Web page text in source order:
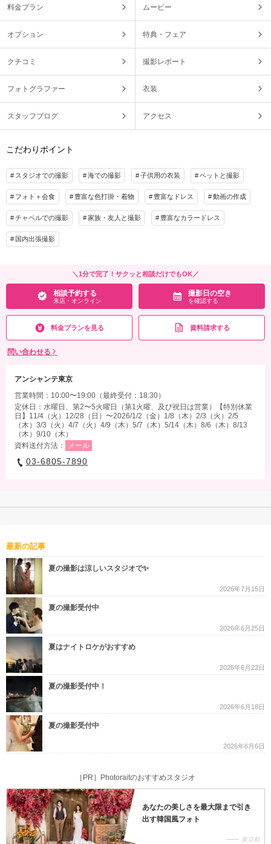
料金プラン ムービー
オプション 特典・フェア
クチコミ 撮影レポート
フォトグラファー 衣装
スタッフブログ アクセス
こだわりポイント
スタジオでの撮影 海での撮影 子供用の衣装 ペットと撮影
フォト＋会食 豊富な色打掛・着物 豊富なドレス 動画の作成
チャペルでの撮影 家族・友人と撮影 豊富なカラードレス
国内出張撮影
＼1分で完了！サクッと相談だけでもOK／
相談予約する
来店・オンライン
撮影日の空き
を確認する
料金プランを見る 資料請求する
問い合わせる
アンシャンテ東京
営業時間：10:00〜19:00（最終受付：18:30）
定休日：水曜日、第2〜5火曜日（第1火曜、及び祝日は営業）【特別休業
日】11/4（火）12/28（日）〜2026/1/2（金）1/8（木）2/3（火）2/5
（木）3/3（火）4/7（火）4/9（木）5/7（木）5/14（木）8/6（木）8/13
（木）9/10（木）
資料送付方法：
メール
03-6805-7890
最新の記事
夏の撮影は涼しいスタジオで✨
2026年7月15日
夏の撮影受付中
2026年6月25日
夏はナイトロケがおすすめ
2026年6月22日
夏の撮影受付中！
2026年6月18日
夏の撮影受付中
2026年6月6日
［PR］Photoraitのおすすめスタジオ
あなたの美しさを最大限まで引き
出す韓国風フォト
東京都